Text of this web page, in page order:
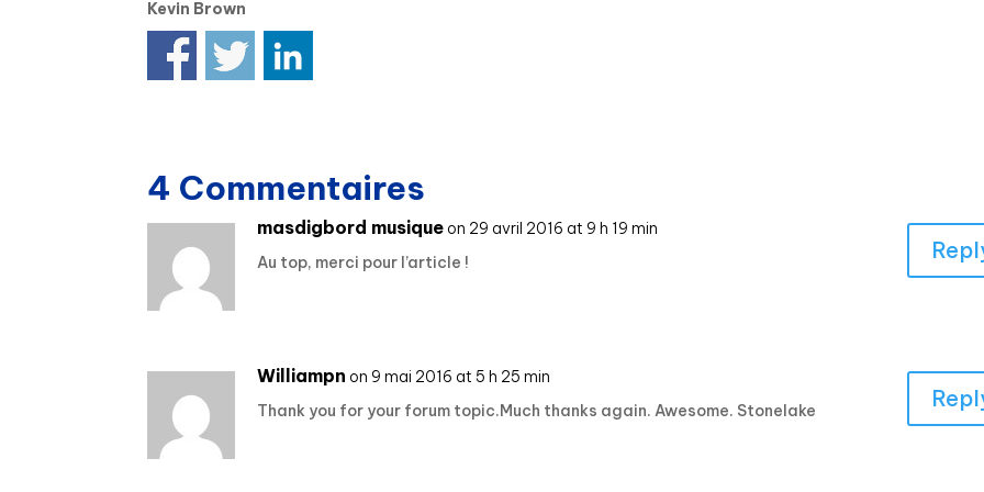
Kevin Brown
4 Commentaires
masdigbord musique on 29 avril 2016 at 9 h 19 min
Au top, merci pour l’article !
Williampn on 9 mai 2016 at 5 h 25 min
Thank you for your forum topic.Much thanks again. Awesome. Stonelake